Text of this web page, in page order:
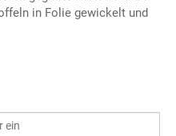
in Folie gewickelt und